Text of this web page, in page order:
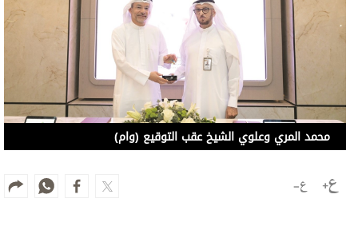
محمد المري وعلوي الشيخ عقب التوقيع (وام)